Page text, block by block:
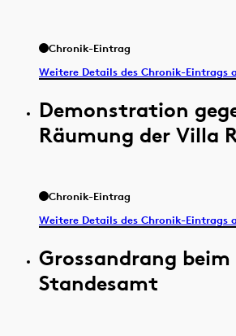
Chronik-Eintrag
Weitere Details des Chronik-Eintrags
Demonstration
Räumung der Villa
Chronik-Eintrag
Weitere Details des Chronik-Eintrags
Grossandrang beim
Standesamt